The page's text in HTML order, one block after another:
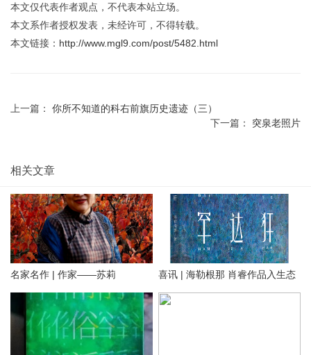
本文仅代表作者观点，不代表本站立场。
本文系作者授权发表，未经许可，不得转载。
本文链接： http://www.mgl9.com/post/5482.html
上一篇： 你所不知道的科右前旗历史遗迹（三）
下一篇： 突泉老照片
相关文章
名家名作 | 作家——苏莉
喜讯 | 海勒根那 肖睿作品入生态
文学双年奖提名